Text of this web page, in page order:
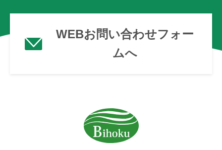
WEBお問い合わせフォー
ムへ